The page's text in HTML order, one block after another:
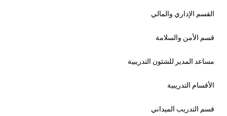
القسم الإداري والمالي
قسم الأمن والسلامة
مساعد المدير للشئون التدريبية
الأقسام التدريبية
قسم التدريب الميداني